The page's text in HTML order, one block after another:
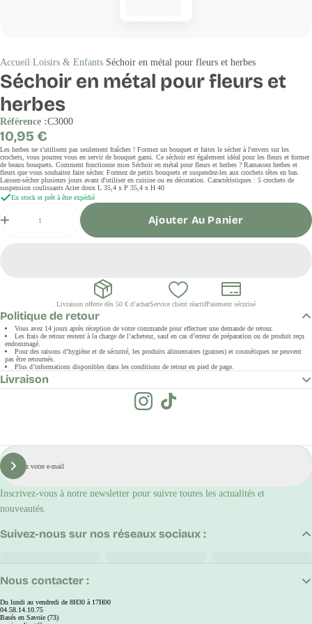
Accueil Loisirs & Enfants Séchoir en métal pour fleurs et herbes
Séchoir en métal pour fleurs et
herbes
Référence :C3000
Prix
régulier
10,95 €
Les herbes ne s'utilisent pas seulement fraîches ! Formez un bouquet et faites le sécher à l'envers sur les
crochets, vous pourrez vous en servir de bouquet garni. Ce séchoir est également idéal pour les fleurs et former
de beaux bouquets. Comment fonctionne mon Séchoir en métal pour fleurs et herbes ? Ramassez herbes et
fleurs que vous souhaitez faire sécher. Formez de petits bouquets et suspendez-les aux crochets têtes en bas.
Laissez-sécher plusieurs jours avant d'utiliser en cuisine ou en décoration. Caractéristiques : 5 crochets de
suspension coulissants Acier doux L 35,4 x P 35,4 x H 40
En stock et prêt à être expédié
Ajouter Au Panier
Livraison offerte dès 50 € d’achatService client réactifPaiement sécurisé
Politique de retour
Vous avez 14 jours après réception de votre commande pour effectuer une demande de retour.
Les frais de retour restent à la charge de l’acheteur, sauf en cas d’erreur de préparation ou de produit reçu
endommagé.
Pour des raisons d’hygiène et de sécurité, les produits alimentaires (graines) et cosmétiques ne peuvent
pas être retournés.
Plus d’informations disponibles dans les conditions de retour en pied de page.
Livraison
E-
mail
S'inscrire
Inscrivez-vous à notre newsletter pour suivre toutes les actualités et
nouveautés.
Nous contacter :
Du lundi au vendredi de 8H30 à 17H00
04.58.14.10.75
Basés en Savoie (73)
Suivez-nous sur nos réseaux sociaux :